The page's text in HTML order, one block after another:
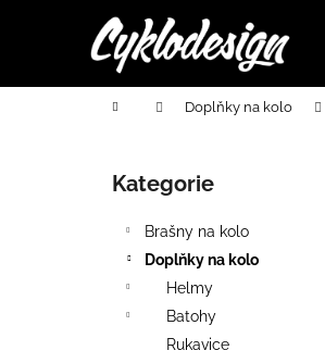
Domů Doplňky na kolo
Přeskočit
kategorie
Kategorie
Brašny na kolo
Doplňky na kolo
Helmy
Batohy
Rukavice
í
Zpět
do
Zpět
do